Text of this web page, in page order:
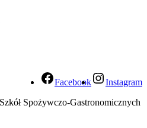
Facebook
Instagram
Spożywczo-Gastronomicznych